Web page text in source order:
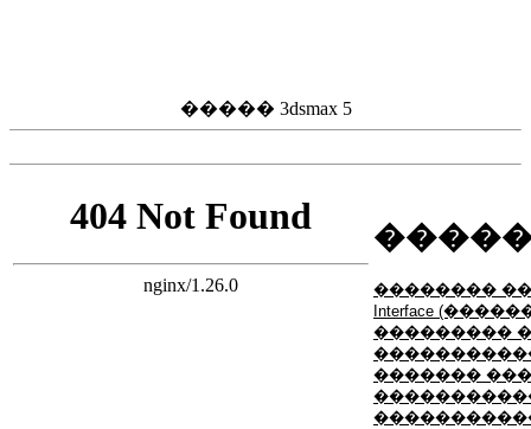
����� 3dsmax 5
��������
Interface
���������
�������